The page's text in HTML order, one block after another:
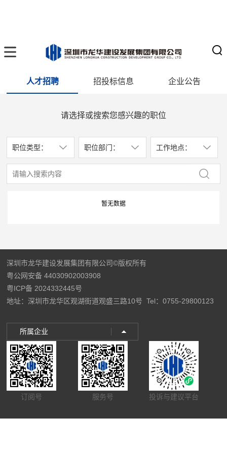
人才招聘 招投标信息 企业公告
请选择或搜索您感兴趣的职位
职位类型： 职位部门： 工作地点：
暂无数据
深圳市龙华建设发展集团有限公司©版权所有
粤公网安备 44030902003908
粤ICP备 2024332445号
地址：深圳市龙华区观湖街道观盛三路10号 Tel：0755-29800123
所属企业
订阅号 服务号 投诉与建议平台